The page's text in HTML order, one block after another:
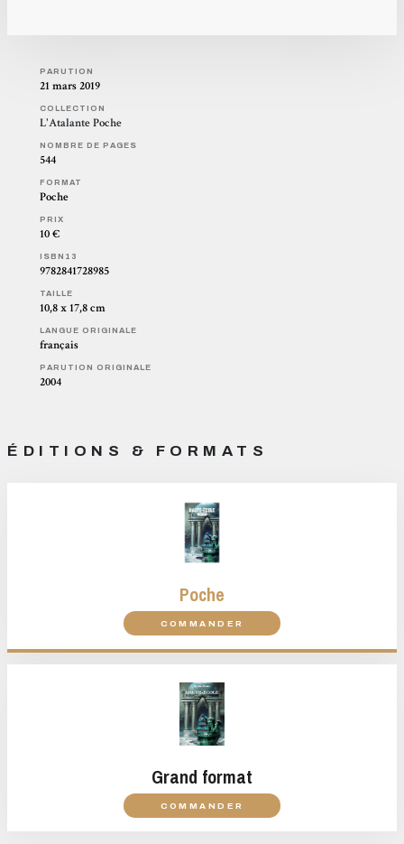
PARUTION
21 mars 2019
COLLECTION
L'Atalante Poche
NOMBRE DE PAGES
544
FORMAT
Poche
PRIX
10 €
ISBN13
9782841728985
TAILLE
10,8 x 17,8 cm
LANGUE ORIGINALE
français
PARUTION ORIGINALE
2004
ÉDITIONS & FORMATS
Poche
COMMANDER
Grand format
COMMANDER